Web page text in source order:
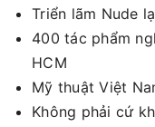
Triển lãm Nude
400 tác phẩm
HCM
Mỹ thuật Việt
Không phải cứ